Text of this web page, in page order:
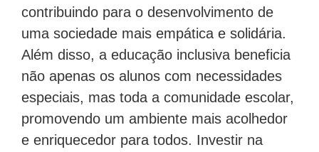
contribuindo para o desenvolvimento de
uma sociedade mais empática e solidária.
Além disso, a educação inclusiva beneficia
não apenas os alunos com necessidades
especiais, mas toda a comunidade escolar,
promovendo um ambiente mais acolhedor
e enriquecedor para todos. Investir na